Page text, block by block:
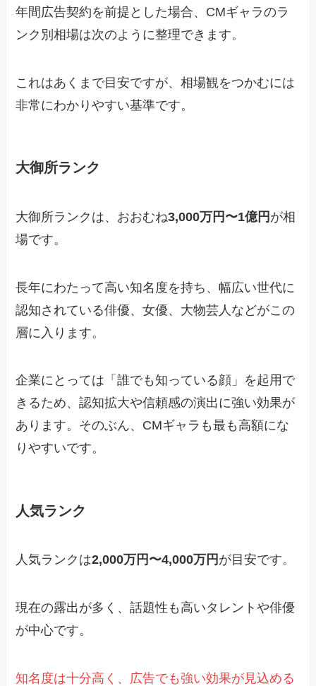
年間広告契約を前提とした場合、CMギャラのラ
ンク別相場は次のように整理できます。
これはあくまで目安ですが、相場観をつかむには
非常にわかりやすい基準です。
大御所ランク
大御所ランクは、おおむね3,000万円〜1億円 が相
場です。
長年にわたって高い知名度を持ち、幅広い世代に
認知されている俳優、女優、大物芸人などがこの
層に入ります。
企業にとっては「誰でも知っている顔」を起用で
きるため、認知拡大や信頼感の演出に強い効果が
あります。そのぶん、CMギャラも最も高額にな
りやすいです。
人気ランク
人気ランクは2,000万円〜4,000万円 が目安です。
現在の露出が多く、話題性も高いタレントや俳優
が中心です。
知名度は十分高く、広告でも強い効果が見込める